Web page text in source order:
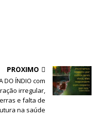
PRÓXIMO
DO ÍNDIO com
irregular,
e falta de
na saúde